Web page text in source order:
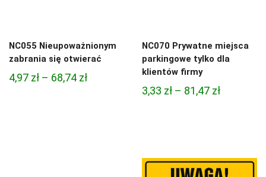
NC055 Nieupoważnionym
zabrania się otwierać
4,97 zł – 68,74 złZakres
NC070 Prywatne miejsca
parkingowe tylko dla
klientów firmy
3,33 zł – 81,47 złZakres
81,47 zł